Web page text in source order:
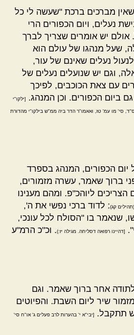
מברכים ברכת "שעשה לי כל
נעלים, ויום הכפורים הרי
אולם יש אומרים שצריך לברך
שעל מנהגו של עולם הוא
נעלים שאינם של עור,
וגם יש שנועלים נעלים של
עם צאת הכוכבים, לפיכך
ביום הכפורים. וכן המנהג.
[ילקו"י
סי' מו עמ' טז, ואאמו"ר הדר ביה ממ"ש בילקו"י מהדורת
הכפורים, המנהג בספרד
ברוך שאמר, עשרה מזמורים,
ליוהכ"פ. ומהם מענינו
(תהילים קג): לדוד ברכי נפשי את ה',
שנאמר בו "הסולח לכל עונכי,
[דהיינו רפואה דסליחה. מגילה יז:). וכ"כ הרמ"ע
אחר ברוך שאמר. וגם
שיר ליום השבת. והפיוטים
תתקבל.
[יבי"א י' בהערות לרב פעלים ג' או"ח סי'